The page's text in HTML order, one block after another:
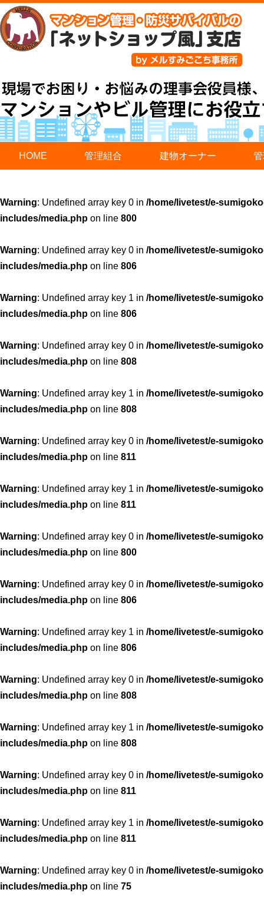
HOME 管理組合 建物オーナー
Warning: Undefined array key 0 in /home/livetest/e-
includes/media.php on line 800
Warning: Undefined array key 0 in /home/livetest/e-
includes/media.php on line 806
Warning: Undefined array key 1 in /home/livetest/e-
includes/media.php on line 806
Warning: Undefined array key 0 in /home/livetest/e-
includes/media.php on line 808
Warning: Undefined array key 1 in /home/livetest/e-
includes/media.php on line 808
Warning: Undefined array key 0 in /home/livetest/e-
includes/media.php on line 811
Warning: Undefined array key 1 in /home/livetest/e-
includes/media.php on line 811
Warning: Undefined array key 0 in /home/livetest/e-
includes/media.php on line 800
Warning: Undefined array key 0 in /home/livetest/e-
includes/media.php on line 806
Warning: Undefined array key 1 in /home/livetest/e-
includes/media.php on line 806
Warning: Undefined array key 0 in /home/livetest/e-
includes/media.php on line 808
Warning: Undefined array key 1 in /home/livetest/e-
includes/media.php on line 808
Warning: Undefined array key 0 in /home/livetest/e-
includes/media.php on line 811
Warning: Undefined array key 1 in /home/livetest/e-
includes/media.php on line 811
Warning: Undefined array key 0 in /home/livetest/e-
includes/media.php on line 75